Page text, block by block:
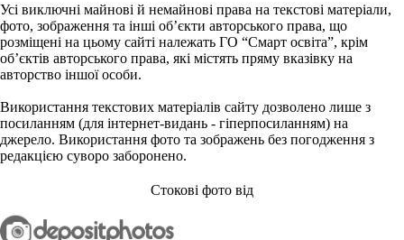
Усі виключні майнові й немайнові права на текстові матеріали,
фото, зображення та інші об’єкти авторського права, що
розміщені на цьому сайті належать ГО “Смарт освіта”, крім
об’єктів авторського права, які містять пряму вказівку на
авторство іншої особи.
Використання текстових матеріалів сайту дозволено лише з
посиланням (для інтернет-видань - гіперпосиланням) на
джерело. Використання фото та зображень без погодження з
редакцією суворо заборонено.
Стокові фото від